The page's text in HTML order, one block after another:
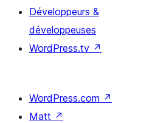
Développeurs &
développeuses
WordPress.tv ↗
WordPress.com ↗
Matt ↗